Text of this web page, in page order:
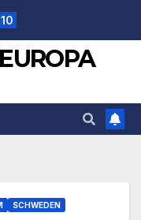
SCHWEDEN